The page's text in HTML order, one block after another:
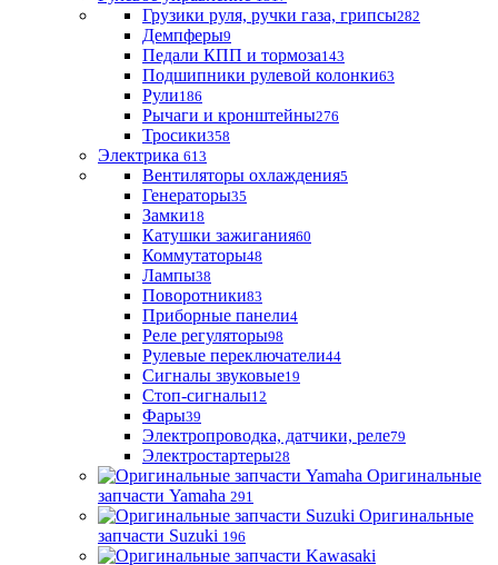
Грузики руля, ручки газа, грипсы282
Демпферы9
Педали КПП и тормоза143
Подшипники рулевой колонки63
Рули186
Рычаги и кронштейны276
Тросики358
Электрика 613
Вентиляторы охлаждения5
Генераторы35
Замки18
Катушки зажигания60
Коммутаторы48
Лампы38
Поворотники83
Приборные панели4
Реле регуляторы98
Рулевые переключатели44
Сигналы звуковые19
Стоп-сигналы12
Фары39
Электропроводка, датчики, реле79
Электростартеры28
Оригинальные
запчасти Yamaha 291
Оригинальные
запчасти Suzuki 196